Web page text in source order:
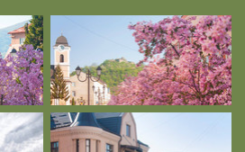
себе і все, що я маю.